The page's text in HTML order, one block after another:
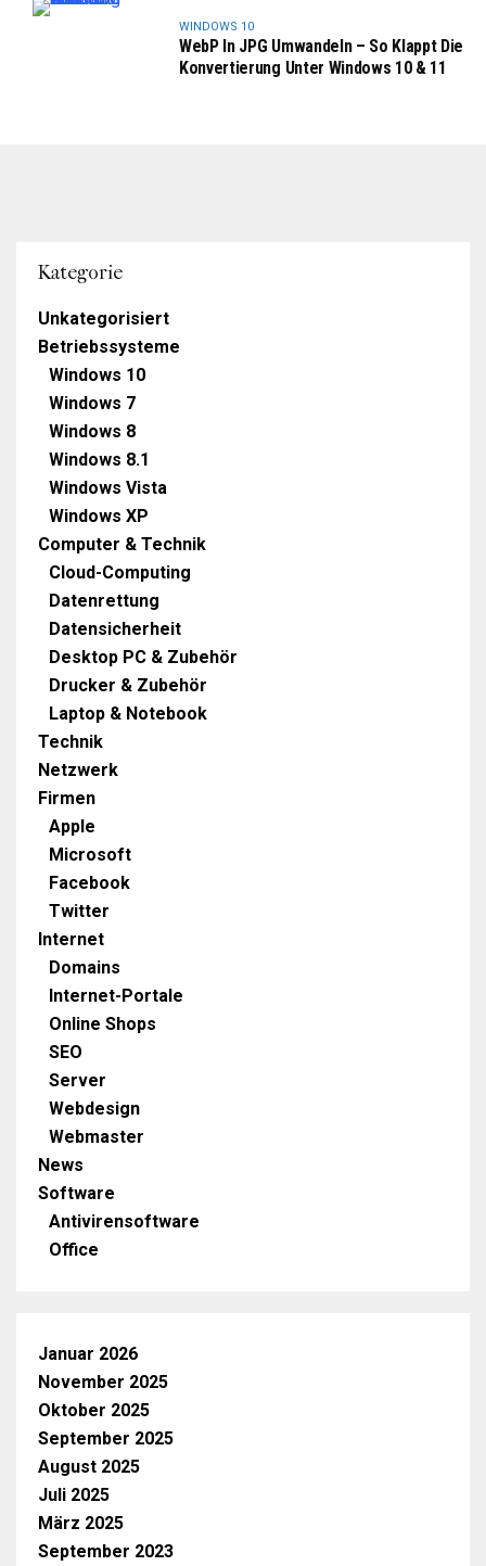
WINDOWS 10
WebP In JPG Umwandeln – So Klappt Die
Konvertierung Unter Windows 10 & 11
Kategorie
Unkategorisiert
Betriebssysteme
Windows 10
Windows 7
Windows 8
Windows 8.1
Windows Vista
Windows XP
Computer & Technik
Cloud-Computing
Datenrettung
Datensicherheit
Desktop PC & Zubehör
Drucker & Zubehör
Laptop & Notebook
Technik
Netzwerk
Firmen
Apple
Microsoft
Facebook
Twitter
Internet
Domains
Internet-Portale
Online Shops
SEO
Server
Webdesign
Webmaster
News
Software
Antivirensoftware
Office
Januar 2026
November 2025
Oktober 2025
September 2025
August 2025
Juli 2025
März 2025
September 2023